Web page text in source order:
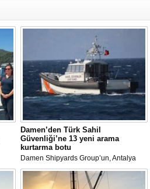
Damen’den Türk Sahil
Güvenliği’ne 13 yeni arama
kurtarma botu
Damen Shipyards Group’un, Antalya
Serbest Bölgesi’ndeki stratejik üretim
üssü olan Damen Antalya, Türk Sahil
Güvenliği için kolları sıvıyor.